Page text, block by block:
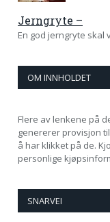
Jerngryte –
En god jerngryte
OM INNHOLDET
Flere av lenkene på
genererer provisjon
å har klikket på de.
personlige
SNARVEI